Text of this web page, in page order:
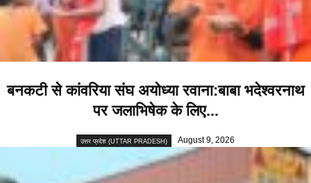
बनकटी से कांवरिया संघ अयोध्या रवाना:बाबा भदेश्वरनाथ
पर जलाभिषेक के लिए...
उत्तर प्रदेश (UTTAR PRADESH) August 9, 2026